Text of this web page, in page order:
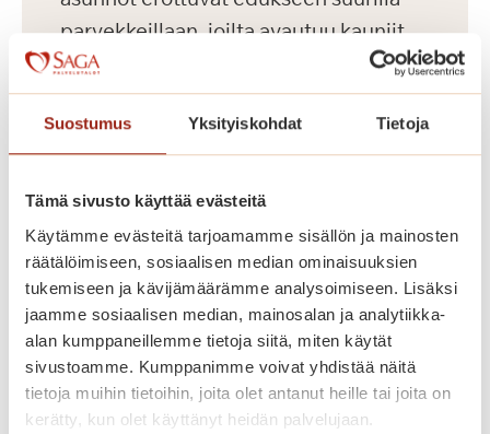
Suostumus Yksityiskohdat Tietoja
Tämä sivusto käyttää evästeitä
Käytämme evästeitä tarjoamamme sisällön ja mainosten
räätälöimiseen, sosiaalisen median ominaisuuksien
tukemiseen ja kävijämäärämme analysoimiseen. Lisäksi
jaamme sosiaalisen median, mainosalan ja analytiikka-
alan kumppaneillemme tietoja siitä, miten käytät
sivustoamme. Kumppanimme voivat yhdistää näitä
tietoja muihin tietoihin, joita olet antanut heille tai joita on
kerätty, kun olet käyttänyt heidän palvelujaan.
parvekkeillaan, joilta avautuu kauniit
näkymät Koneenpuistoon. Lisäksi
talossa on muun muassa jalkahoitajan
tilat, saunaosasto ja pyykkitupa.